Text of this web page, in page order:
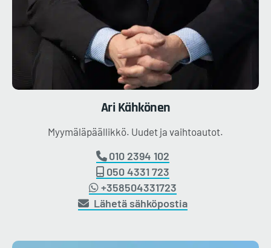
Ari Kähkönen
Myymäläpäällikkö. Uudet ja vaihtoautot.
010 2394 102
050 4331 723
+358504331723
Lähetä sähköpostia